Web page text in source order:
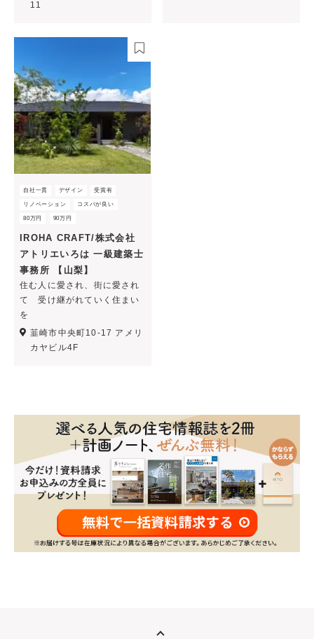
11
自社一貫 デザイン 受賞有
リノベーション コスパが良い
80万円 90万円
IROHA CRAFT/株式会社
アトリエいろは 一級建築士
事務所 【山梨】
住む人に愛され、街に愛され
て 受け継がれていく住まい
を
韮崎市中央町10-17 アメリ
カヤビル4F